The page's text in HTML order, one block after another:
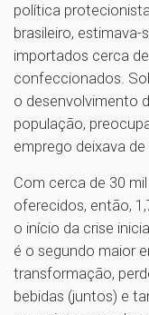
política
brasileiro,
importados cerca
confeccionados.
o desenvolvimento
população,
emprego deixava de
Com cerca de 30
oferecidos, então,
o início da crise
é o segundo maior
transformação,
bebidas (juntos) e